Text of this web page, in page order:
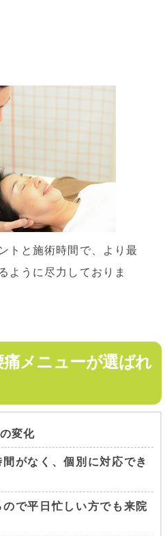
トと施術時間で、より最
ように尽力しておりま
メニューが選ばれ
変化
がなく、個別に対応でき
で平日忙しい方でも来院